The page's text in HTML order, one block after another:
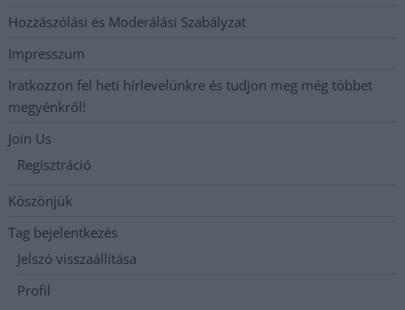
Hozzászólási és Moderálási Szabályzat
Impresszum
Iratkozzon fel heti hírlevelünkre és tudjon meg még többet
megyénkről!
Join Us
Regisztráció
Köszönjük
Tag bejelentkezés
Jelszó visszaállítása
Profil